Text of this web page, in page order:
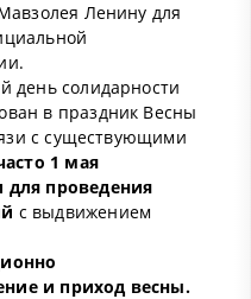
Ленину для
день солидарности
в праздник Весны
с существующими
1 мая
для проведения
с выдвижением
и приход весны.